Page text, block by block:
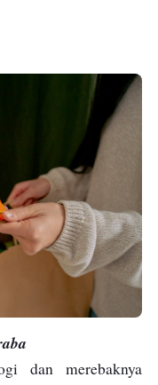
dan merebaknya